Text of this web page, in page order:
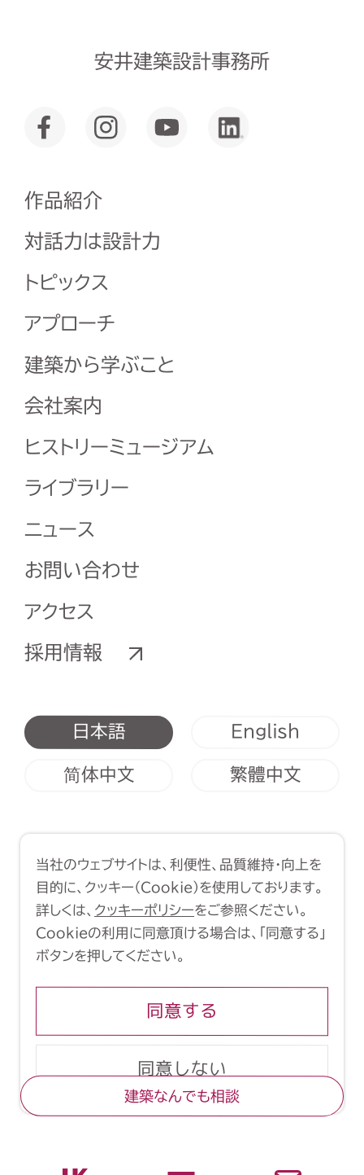
建築なんでも相談
安井建築設計事務所
作品紹介
対話力は設計力
トピックス
アプローチ
建築から学ぶこと
会社案内
ヒストリーミュージアム
ライブラリー
ニュース
お問い合わせ
アクセス
採用情報
日本語 English
简体中文 繁體中文
Copyright (C) 1998-2026 Yasui
Architects & Engineers, Inc.
当社のウェブサイトは、利便性、品質維持・向上を
目的に、クッキー（Cookie）を使用しております。
詳しくは、 クッキーポリシーをご参照ください。
Cookieの利用に同意頂ける場合は、「同意する」
ボタンを押してください。
同意する
同意しない